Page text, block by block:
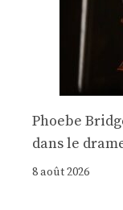
Phoebe
dans le
8 août 2026